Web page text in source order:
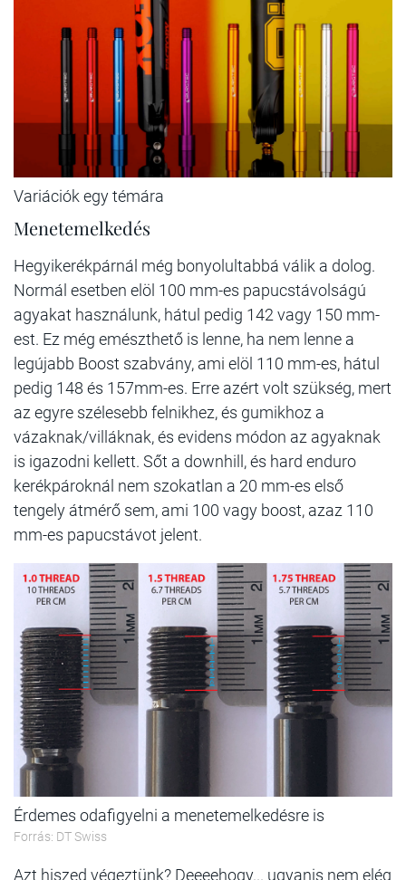
Variációk egy témára
Menetemelkedés
Hegyikerékpárnál még bonyolultabbá válik a dolog.
Normál esetben elöl 100 mm-es papucstávolságú
agyakat használunk, hátul pedig 142 vagy 150 mm-
est. Ez még emészthető is lenne, ha nem lenne a
legújabb Boost szabvány, ami elöl 110 mm-es, hátul
pedig 148 és 157mm-es. Erre azért volt szükség, mert
az egyre szélesebb felnikhez, és gumikhoz a
vázaknak/villáknak, és evidens módon az agyaknak
is igazodni kellett. Sőt a downhill, és hard enduro
kerékpároknál nem szokatlan a 20 mm-es első
tengely átmérő sem, ami 100 vagy boost, azaz 110
mm-es papucstávot jelent.
Érdemes odafigyelni a menetemelkedésre is
Forrás: DT Swiss
Azt hiszed végeztünk? Deeeehogy... ugyanis nem elég